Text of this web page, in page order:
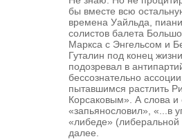
бы вместе всю
времена Уайльда,
солистов балета
Маркса с Энгельсом и
Гуталин под конец
подозревал в
бессознательно
пытавшимся растлить
Корсаковым». А слова
«запьянословил», «...в
«либеде» (либеральной
далее.